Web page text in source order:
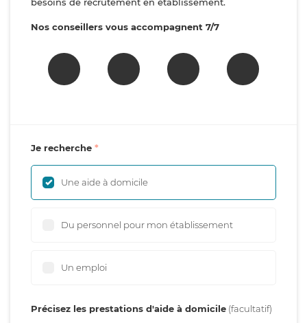
besoins de recrutement en établissement.
Nos conseillers vous accompagnent 7/7
Je recherche
Une aide à domicile
Du personnel pour mon établissement
Un emploi
Précisez les prestations d'aide à domicile